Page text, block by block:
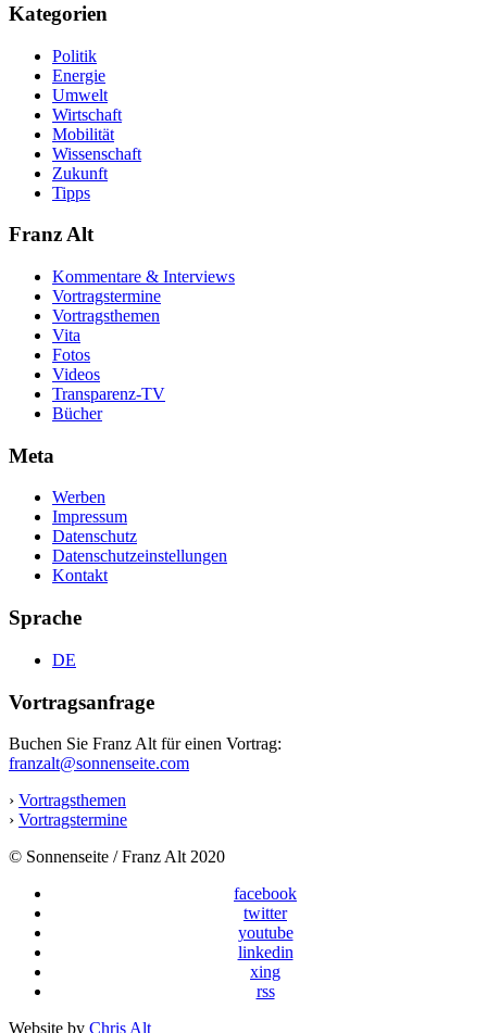
Kategorien
Politik
Energie
Umwelt
Wirtschaft
Mobilität
Wissenschaft
Zukunft
Tipps
Franz Alt
Kommentare & Interviews
Vortragstermine
Vortragsthemen
Vita
Fotos
Videos
Transparenz-TV
Bücher
Meta
Werben
Impressum
Datenschutz
Datenschutzeinstellungen
Kontakt
Sprache
DE
Vortragsanfrage
Buchen Sie Franz Alt für einen Vortrag:
franzalt@sonnenseite.com
› Vortragsthemen
› Vortragstermine
© Sonnenseite / Franz Alt 2020
facebook
twitter
youtube
linkedin
xing
rss
Website by Chris Alt